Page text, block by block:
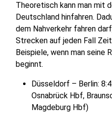
Theoretisch kann man mit
Deutschland hinfahren.
dem Nahverkehr fahren
Strecken auf jeden Fall
Beispiele, wenn man seine
beginnt.
Düsseldorf – Berlin:
Osnabrück Hbf,
Magdeburg Hbf)